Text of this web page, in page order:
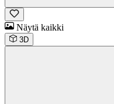
Näytä kaikki
3D